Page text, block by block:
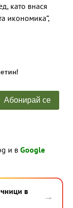
като внася
икономика“,
и в Google
в
→